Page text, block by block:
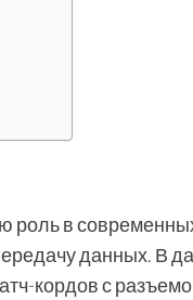
роль в
данных. В
кордов с